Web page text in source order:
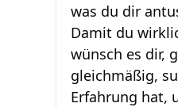
was du dir
Damit du
wünsch es dir,
gleichmäßig,
Erfahrung hat,